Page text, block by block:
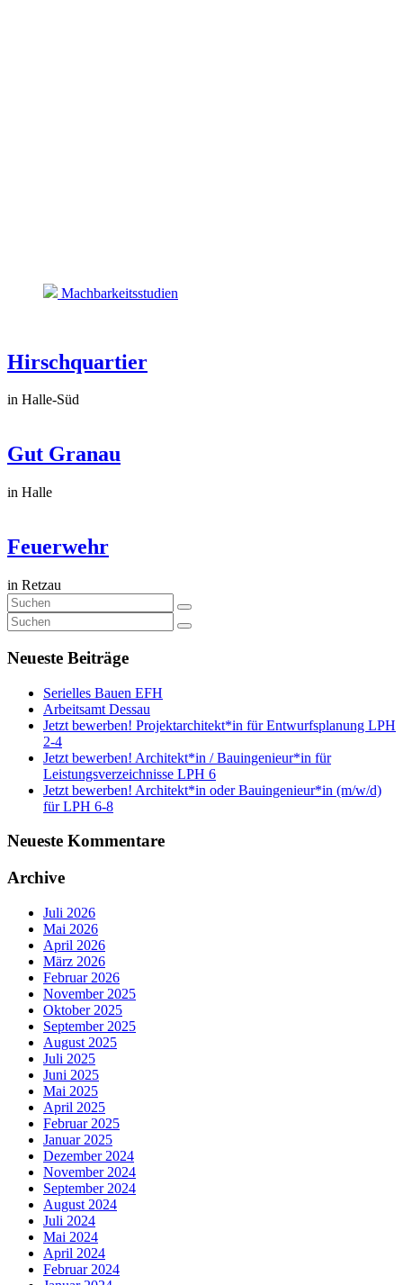
Machbarkeitsstudien
Hirschquartier
in Halle-Süd
Gut Granau
in Halle
Feuerwehr
in Retzau
Neueste Beiträge
Serielles Bauen EFH
Arbeitsamt Dessau
Jetzt bewerben! Projektarchitekt*in für Entwurfsplanung LPH
2-4
Jetzt bewerben! Architekt*in / Bauingenieur*in für
Leistungsverzeichnisse LPH 6
Jetzt bewerben! Architekt*in oder Bauingenieur*in (m/w/d)
für LPH 6-8
Neueste Kommentare
Archive
Juli 2026
Mai 2026
April 2026
März 2026
Februar 2026
November 2025
Oktober 2025
September 2025
August 2025
Juli 2025
Juni 2025
Mai 2025
April 2025
Februar 2025
Januar 2025
Dezember 2024
November 2024
September 2024
August 2024
Juli 2024
Mai 2024
April 2024
Februar 2024